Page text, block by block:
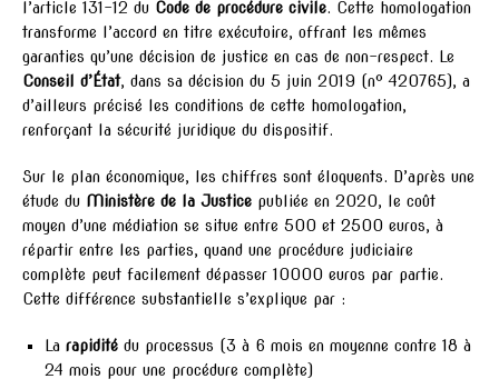
l’article 131-12 du Code de procédure civile. Cette homologation
transforme l’accord en titre exécutoire, offrant les mêmes
garanties qu’une décision de justice en cas de non-respect. Le
Conseil d’État, dans sa décision du 5 juin 2019 (n° 420765), a
d’ailleurs précisé les conditions de cette homologation,
renforçant la sécurité juridique du dispositif.
Sur le plan économique, les chiffres sont éloquents. D’après une
étude du Ministère de la Justice publiée en 2020, le coût
moyen d’une médiation se situe entre 500 et 2500 euros, à
répartir entre les parties, quand une procédure judiciaire
complète peut facilement dépasser 10000 euros par partie.
Cette différence substantielle s’explique par :
La rapidité du processus (3 à 6 mois en moyenne contre 18 à
24 mois pour une procédure complète)